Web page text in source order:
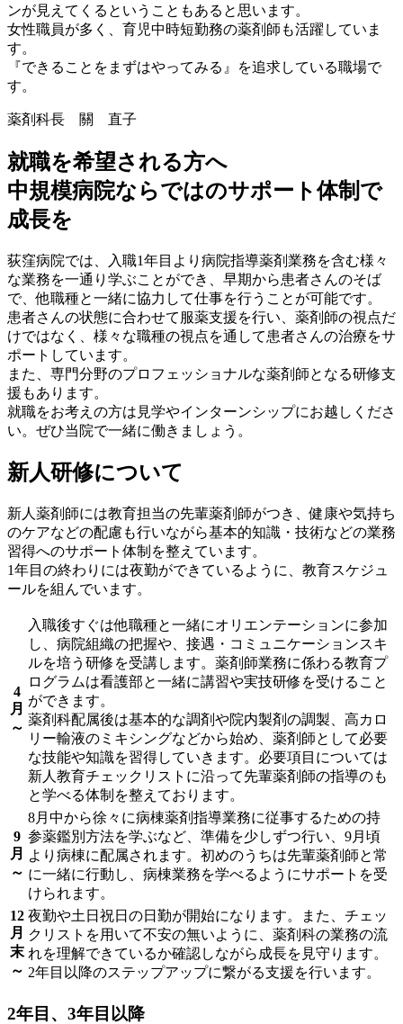
ンが見えてくるということもあると思います。
女性職員が多く、育児中時短勤務の薬剤師も活躍していま
す。
『できることをまずはやってみる』を追求している職場で
す。
薬剤科長 關 直子
就職を希望される方へ
中規模病院ならではのサポート体制で
成長を
荻窪病院では、入職1年目より病院指導薬剤業務を含む様々
な業務を一通り学ぶことができ、早期から患者さんのそば
で、他職種と一緒に協力して仕事を行うことが可能です。
患者さんの状態に合わせて服薬支援を行い、薬剤師の視点だ
けではなく、様々な職種の視点を通して患者さんの治療をサ
ポートしています。
また、専門分野のプロフェッショナルな薬剤師となる研修支
援もあります。
就職をお考えの方は見学やインターンシップにお越しくださ
い。ぜひ当院で一緒に働きましょう。
新人研修について
新人薬剤師には教育担当の先輩薬剤師がつき、健康や気持ち
のケアなどの配慮も行いながら基本的知識・技術などの業務
習得へのサポート体制を整えています。
1年目の終わりには夜勤ができているように、教育スケジュ
ールを組んでいます。
4
月
～
入職後すぐは他職種と一緒にオリエンテーションに参加
し、病院組織の把握や、接遇・コミュニケーションスキ
ルを培う研修を受講します。薬剤師業務に係わる教育プ
ログラムは看護部と一緒に講習や実技研修を受けること
ができます。
薬剤科配属後は基本的な調剤や院内製剤の調製、高カロ
リー輸液のミキシングなどから始め、薬剤師として必要
な技能や知識を習得していきます。必要項目については
新人教育チェックリストに沿って先輩薬剤師の指導のも
と学べる体制を整えております。
9
月
～
8月中から徐々に病棟薬剤指導業務に従事するための持
参薬鑑別方法を学ぶなど、準備を少しずつ行い、9月頃
より病棟に配属されます。初めのうちは先輩薬剤師と常
に一緒に行動し、病棟業務を学べるようにサポートを受
けられます。
12
月
末
～
夜勤や土日祝日の日勤が開始になります。また、チェッ
クリストを用いて不安の無いように、薬剤科の業務の流
れを理解できているか確認しながら成長を見守ります。
2年目以降のステップアップに繋がる支援を行います。
2年目、3年目以降